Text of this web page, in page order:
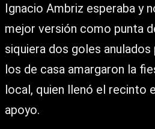
Ignacio Ambriz esperaba y
mejor versión como punta
siquiera dos goles
los de casa amargaron la
local, quien llenó el recinto
apoyo.